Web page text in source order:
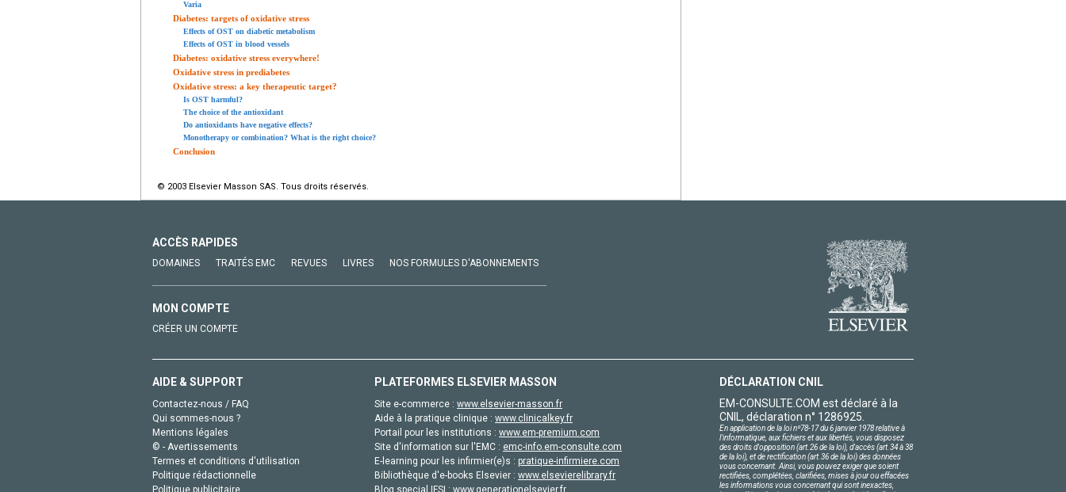
Varia
Diabetes: targets of oxidative stress
Effects of OST on diabetic metabolism
Effects of OST in blood vessels
Diabetes: oxidative stress everywhere!
Oxidative stress in prediabetes
Oxidative stress: a key therapeutic target?
Is OST harmful?
The choice of the antioxidant
Do antioxidants have negative effects?
Monotherapy or combination? What is the right choice?
Conclusion
© 2003 Elsevier Masson SAS. Tous droits réservés.
ACCÈS RAPIDES
DOMAINES TRAITÉS EMC REVUES LIVRES NOS FORMULES D'ABONNEMENTS
MON COMPTE
CRÉER UN COMPTE
AIDE & SUPPORT
Contactez-nous / FAQ
Qui sommes-nous ?
Mentions légales
© - Avertissements
Termes et conditions d'utilisation
Politique rédactionnelle
Politique publicitaire
PLATEFORMES ELSEVIER MASSON
Site e-commerce : www.elsevier-masson.fr
Aide à la pratique clinique : www.clinicalkey.fr
Portail pour les institutions : www.em-premium.com
Site d'information sur l'EMC : emc-info.em-consulte.com
E-learning pour les infirmier(e)s : pratique-infirmiere.com
Bibliothèque d'e-books Elsevier : www.elsevierelibrary.fr
Blog special IFSI : www.generationelsevier.fr
DÉCLARATION CNIL
EM-CONSULTE.COM est déclaré à la
CNIL, déclaration n° 1286925.
En application de la loi nº78-17 du 6 janvier 1978 relative à
l'informatique, aux fichiers et aux libertés, vous disposez
des droits d'opposition (art.26 de la loi), d'accès (art.34 à 38
de la loi), et de rectification (art.36 de la loi) des données
vous concernant. Ainsi, vous pouvez exiger que soient
rectifiées, complétées, clarifiées, mises à jour ou effacées
les informations vous concernant qui sont inexactes,